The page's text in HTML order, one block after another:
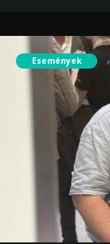
Események